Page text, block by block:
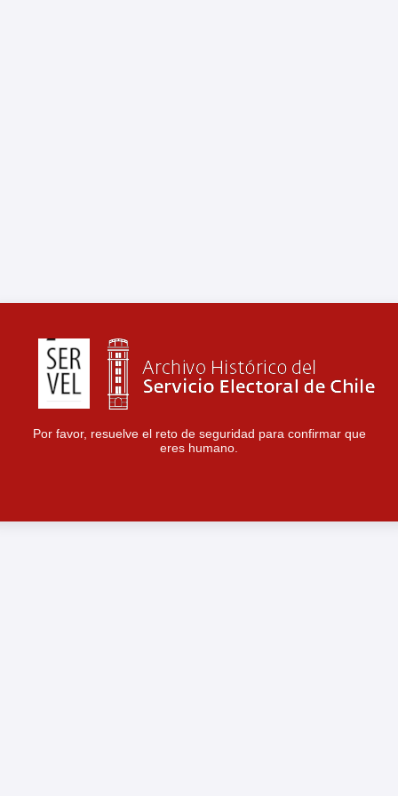
Por favor, resuelve el reto de seguridad para confirmar que
eres humano.